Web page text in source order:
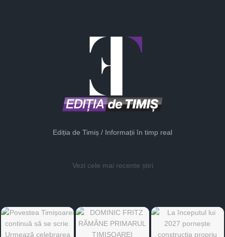
Ediția de Timiș / Informații în timp real
Vezi cele mai recente știri